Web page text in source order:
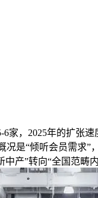
家，2025年的扩张速
是“倾听会员需求
中产”转向“全国范